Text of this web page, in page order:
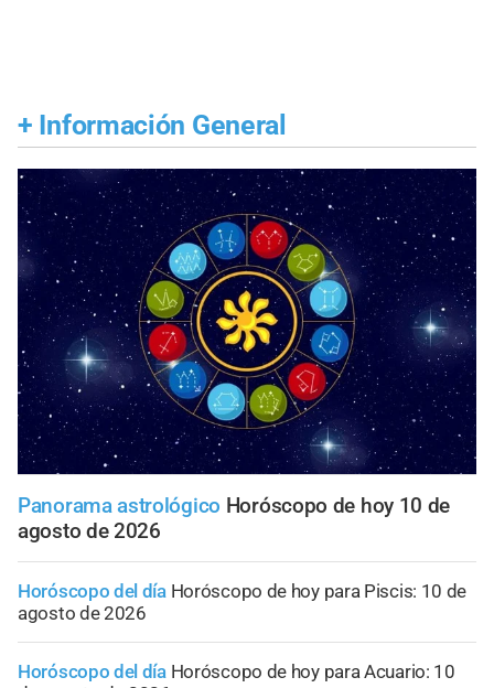
+ Información General
Panorama astrológico Horóscopo de hoy 10 de
agosto de 2026
Horóscopo del día Horóscopo de hoy para Piscis: 10 de
agosto de 2026
Horóscopo del día Horóscopo de hoy para Acuario: 10